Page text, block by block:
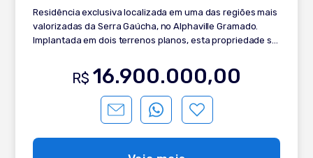
Residência exclusiva localizada em uma das regiões mais
valorizadas da Serra Gaúcha, no Alphaville Gramado.
Implantada em dois terrenos planos, esta propriedade se
aproveitamento do espaço. Com 609 m² de área
construída em um terreno total de 1.285 m², a casa foi
projetada pelo arquiteto Ricardo Pecin, com interiores
assinados por Lívia Bortoncello e paisagismo
desenvolvido por Suzana Nedel e Evelise Vontobel, um
conjunto que traduz sofisticação, funcionalidade e
integração com a natureza. Totalmente mobiliada, a
R$ 16.900.000,00